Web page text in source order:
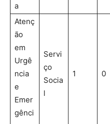
a
Atenç
ão
em
Urgê
ncia
e
Emer
gênci
Servi
ço
Socia
l
1 0